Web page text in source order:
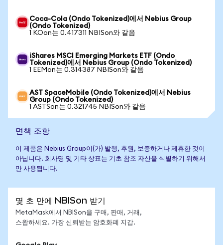
Coca-Cola (Ondo Tokenized)에서 Nebius Group
(Ondo Tokenized)
1 KOon는 0.417311 NBISon와 같음
iShares MSCI Emerging Markets ETF (Ondo
Tokenized)에서 Nebius Group (Ondo Tokenized)
1 EEMon는 0.314387 NBISon와 같음
AST SpaceMobile (Ondo Tokenized)에서 Nebius
Group (Ondo Tokenized)
1 ASTSon는 0.321745 NBISon와 같음
면책 조항
이 제품은 Nebius Group이(가) 발행, 후원, 보증하거나 제휴한 것이
아닙니다. 회사명 및 기타 상표는 기초 참조 자산을 식별하기 위해서
만 사용됩니다.
몇 초 만에 NBISon 받기
MetaMask에서 NBISon을 구매, 판매, 거래,
스왑하세요. 가장 신뢰받는 암호화폐 지갑.